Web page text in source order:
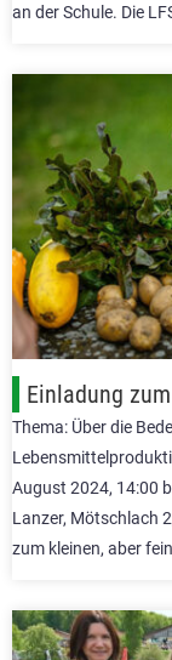
an der Schule. Die
Einladung
Thema: Über die
August 2024, 14:00
Lanzer, Mötschlach
zum kleinen, aber